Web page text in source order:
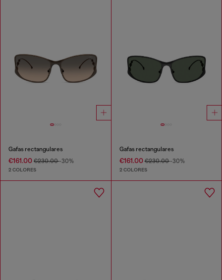
Gafas rectangulares
€161.00 €230.00-30%
2 COLORES
Gafas rectangulares
€161.00€230.00-30%
2 COLORES